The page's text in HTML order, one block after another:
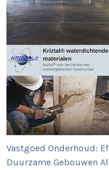
Vastgoed Onderhoud:
Duurzame Gebouwen